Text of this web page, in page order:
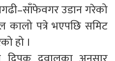
उडान गरेको
कालो पत्रे भएपछि समिट
हो ।